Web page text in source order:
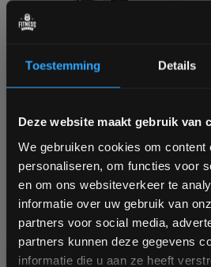
Toestemming Details
Deze website maakt gebruik van
We gebruiken cookies om content
personaliseren, om functies voor
en om ons websiteverkeer te
informatie over uw gebruik van
partners voor social media,
partners kunnen deze gegevens
informatie die u aan ze heeft
Option 3-in-1 Smith
Machine Rack - Gratis
de levertijd
€3.299,00
Vergelijk
1
Bam! 5% korting op
Schrijf je in voor onze
blijven over onze nieuwe
interessante info. Ontvang 5%
aankoop! 😀